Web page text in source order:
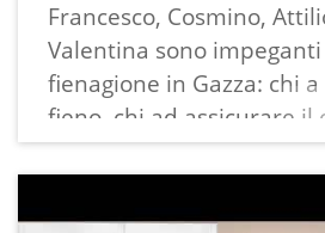
Francesco, Cosmino,
Valentina sono
fienagione in Gazza: chi
fieno, chi ad assicurare il
carro a due ruote